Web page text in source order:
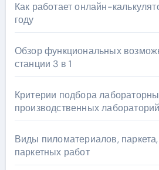
Как работает онлайн-
году
Обзор функциональных
станции 3 в 1
Критерии подбора
производственных лабораторий
Виды пиломатериалов,
паркетных работ